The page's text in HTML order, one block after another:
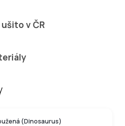
v ČR
(Dinosaurus)